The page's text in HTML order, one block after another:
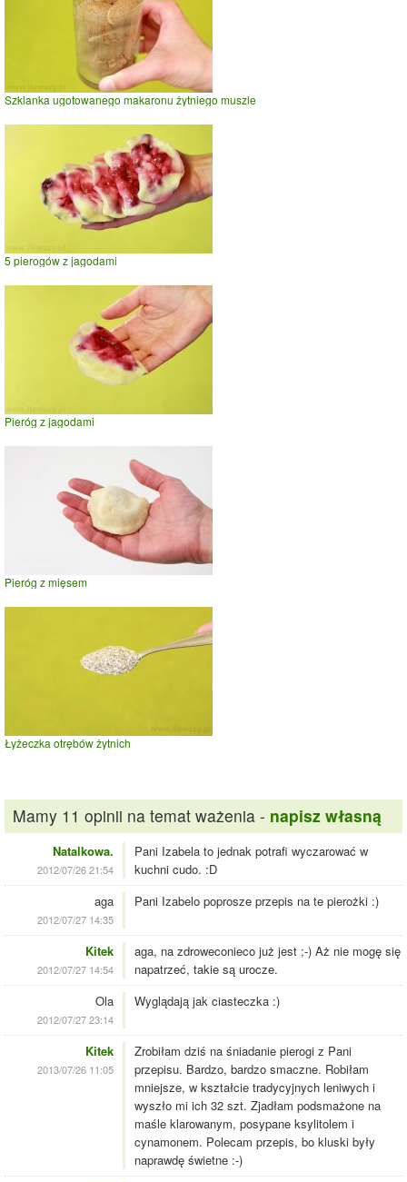
Szklanka ugotowanego makaronu żytniego muszle
5 pierogów z jagodami
Pieróg z jagodami
Pieróg z mięsem
Łyżeczka otrębów żytnich
Mamy 11 opinii na temat ważenia - napisz własną
Natalkowa.
2012/07/26 21:54
Pani Izabela to jednak potrafi wyczarować w
kuchni cudo. :D
aga
2012/07/27 14:35
Pani Izabelo poprosze przepis na te pierożki :)
Kitek
2012/07/27 14:54
aga, na zdroweconieco już jest ;-) Aż nie mogę się
napatrzeć, takie są urocze.
Ola
2012/07/27 23:14
Wyglądają jak ciasteczka :)
Kitek
2013/07/26 11:05
Zrobiłam dziś na śniadanie pierogi z Pani
przepisu. Bardzo, bardzo smaczne. Robiłam
mniejsze, w kształcie tradycyjnych leniwych i
wyszło mi ich 32 szt. Zjadłam podsmażone na
maśle klarowanym, posypane ksylitolem i
cynamonem. Polecam przepis, bo kluski były
naprawdę świetne :-)